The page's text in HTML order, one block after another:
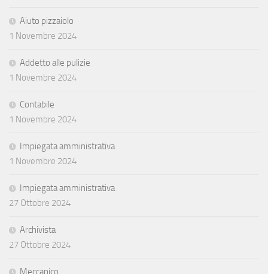
Aiuto pizzaiolo
1 Novembre 2024
Addetto alle pulizie
1 Novembre 2024
Contabile
1 Novembre 2024
Impiegata amministrativa
1 Novembre 2024
Impiegata amministrativa
27 Ottobre 2024
Archivista
27 Ottobre 2024
Meccanico